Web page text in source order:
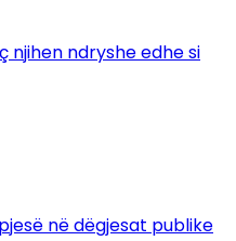
njihen ndryshe edhe si
në dëgjesat publike